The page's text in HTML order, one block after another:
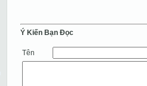
Ý Kiến Bạn Ðọc
Tên